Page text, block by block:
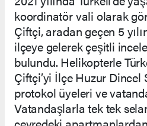
koordinatör vali olarak
Çiftçi, aradan geçen 5
ilçeye gelerek çeşitli
bulundu. Helikopterle
Çiftçi’yi İlçe Huzur Dincel
protokol üyeleri ve
Vatandaşlarla tek tek